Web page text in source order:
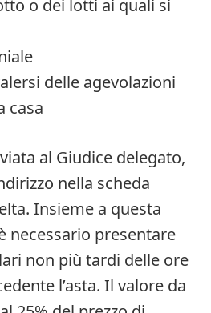
o dei lotti ai quali si
delle agevolazioni
casa
al Giudice delegato,
nella scheda
Insieme a questa
necessario presentare
non più tardi delle ore
l’asta. Il valore da